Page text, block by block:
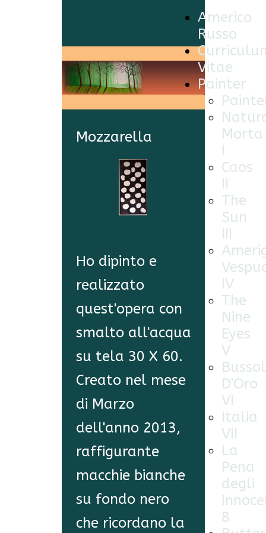
Americo
Russo
Vitae
Painter
Morta
I
Caos
II
The
Sun
III
IV
The
Nine
Eyes
V
D'Oro
VI
Italia
VII
La
Pena
degli
8
Mozzarella
Ho dipinto e
realizzato
quest'opera con
smalto all'acqua
su tela 30 X 60.
Creato nel mese
di Marzo
dell'anno 2013,
raffigurante
macchie bianche
su fondo nero
che ricordano la